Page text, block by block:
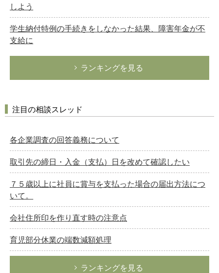
しよう
学生納付特例の手続きをしなかった結果、障害年金が不
支給に
ランキングを見る
注目の相談スレッド
各企業調査の回答義務について
取引先の締日・入金（支払）日を改めて確認したい
７５歳以上に社員に賞与を支払った場合の届出方法につ
いて。
会社住所印を作り直す時の注意点
育児部分休業の端数減額処理
ランキングを見る